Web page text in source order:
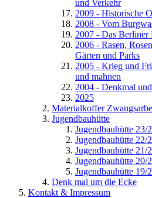
und Verkehr
2009 - Historische
2008 - Vom
2007 - Das Berliner
2006 - Rasen,
Gärten und Parks
2005 - Krieg und
und mahnen
2004 - Denkmal
2025
Materialkoffer
Jugendbauhütte
Jugendbauhütte 23/
Jugendbauhütte 22/
Jugendbauhütte 21/
Jugendbauhütte 20/
Jugendbauhütte 19/
Denk mal um die Ecke
Kontakt & Impressum